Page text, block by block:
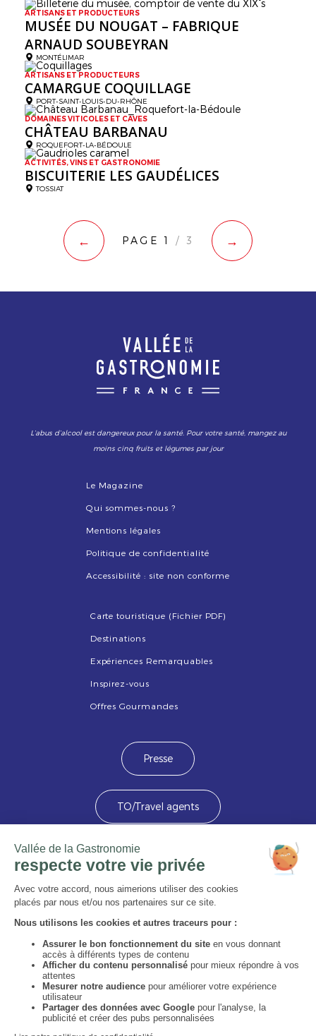
ARTISANS ET PRODUCTEURS
MUSÉE DU NOUGAT – FABRIQUE
ARNAUD SOUBEYRAN
MONTÉLIMAR
ARTISANS ET PRODUCTEURS
CAMARGUE COQUILLAGE
PORT-SAINT-LOUIS-DU-RHÔNE
DOMAINES VITICOLES ET CAVES
CHÂTEAU BARBANAU
ROQUEFORT-LA-BÉDOULE
ACTIVITÉS, VINS ET GASTRONOMIE
BISCUITERIE LES GAUDÉLICES
TOSSIAT
← PAGE 1 / 3 →
L’abus d’alcool est dangereux pour la santé. Pour votre santé, mangez au
moins cinq fruits et légumes par jour
Le Magazine
Qui sommes-nous ?
Mentions légales
Politique de confidentialité
Accessibilité : site non conforme
Carte touristique (Fichier PDF)
Destinations
Expériences Remarquables
Inspirez-vous
Offres Gourmandes
Presse
TO/Travel agents
Devenez membre
Image
ImageImageImage
Image Image